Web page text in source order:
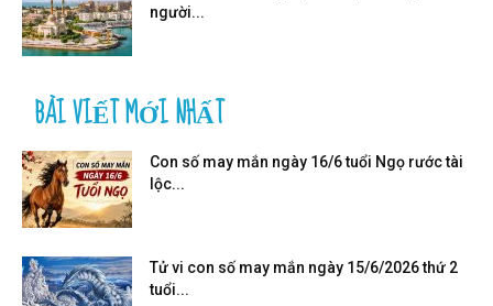
người...
BÀI VIẾT MỚI NHẤT
Con số may mắn ngày 16/6 tuổi Ngọ rước tài
lộc...
Tử vi con số may mắn ngày 15/6/2026 thứ 2
tuổi...